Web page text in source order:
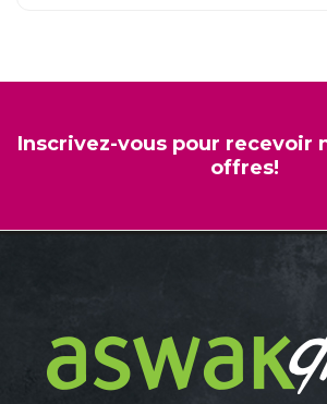
Inscrivez-vous pour recevoir
offres!